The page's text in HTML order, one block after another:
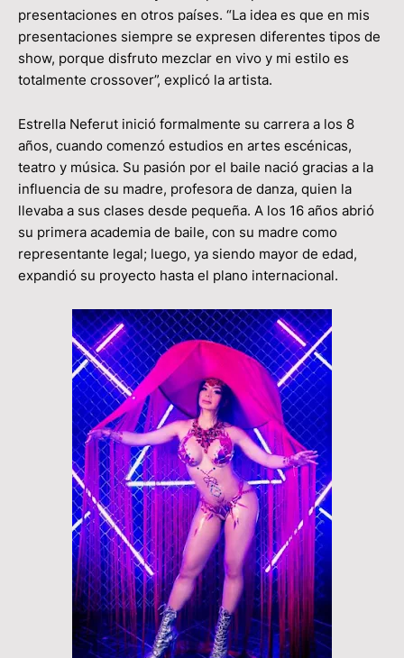
presentaciones en otros países. “La idea es que en mis
presentaciones siempre se expresen diferentes tipos de
show, porque disfruto mezclar en vivo y mi estilo es
totalmente crossover”, explicó la artista.
Estrella Neferut inició formalmente su carrera a los 8
años, cuando comenzó estudios en artes escénicas,
teatro y música. Su pasión por el baile nació gracias a la
influencia de su madre, profesora de danza, quien la
llevaba a sus clases desde pequeña. A los 16 años abrió
su primera academia de baile, con su madre como
representante legal; luego, ya siendo mayor de edad,
expandió su proyecto hasta el plano internacional.